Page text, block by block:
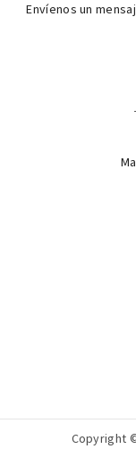
Envíenos un
Copyright